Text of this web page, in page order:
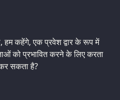
हम कहेंगे, एक प्रवेश द्वार के रूप में
को प्रभावित करने के लिए करता
सकता है?